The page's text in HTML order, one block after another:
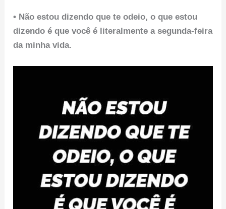
• Não estou dizendo que te odeio, o que estou
dizendo é que você é literalmente a segunda-feira
da minha vida.